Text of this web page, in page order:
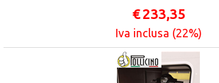
€233,35
Iva inclusa (22%)